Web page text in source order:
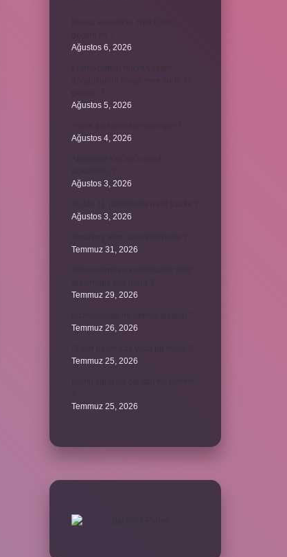
Ağustos 6, 2026
Ağustos 5, 2026
Ağustos 4, 2026
Ağustos 3, 2026
Ağustos 3, 2026
Temmuz 31, 2026
Temmuz 29, 2026
Temmuz 26, 2026
Temmuz 25, 2026
Temmuz 25, 2026